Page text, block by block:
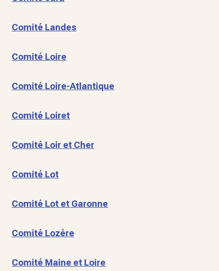
Comité Landes
Comité Loire
Comité Loire-Atlantique
Comité Loiret
Comité Loir et Cher
Comité Lot
Comité Lot et Garonne
Comité Lozère
Comité Maine et Loire